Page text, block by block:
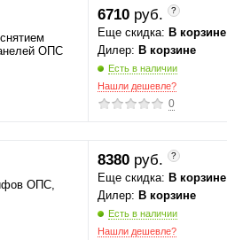
6710 руб. ?
Еще скидка: В корзине
Дилер: В корзине
Есть в наличии
Нашли дешевле?
0
ОПС
8380 руб. ?
Еще скидка: В корзине
Дилер: В корзине
Есть в наличии
Нашли дешевле?
ОПС,